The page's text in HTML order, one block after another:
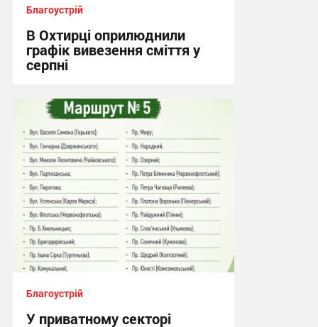
Благоустрій
В Охтирці оприлюднили
графік вивезення сміття у
серпні
21:08, 2.08.2026
Благоустрій
У приватному секторі